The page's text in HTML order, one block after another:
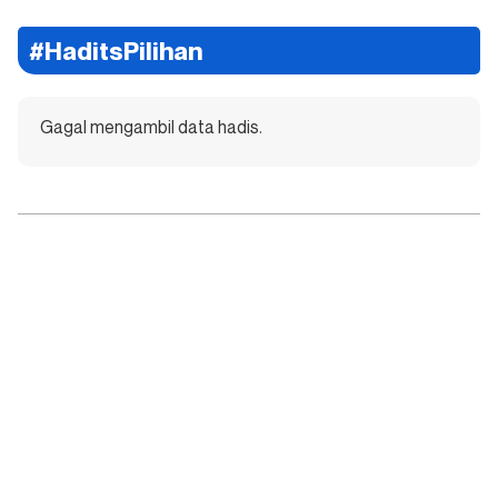
#HaditsPilihan
Gagal mengambil data hadis.